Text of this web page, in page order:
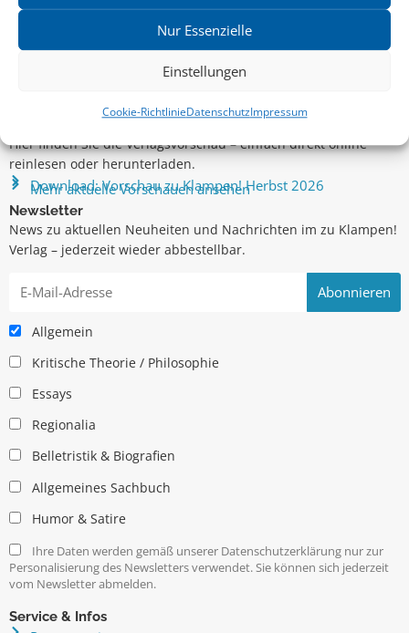
Nur Essenzielle
Einstellungen
Cookie-RichtlinieDatenschutzImpressum
Aktuelle Vorschau
Entdecken Sie das aktuelle zu-Klampen!-Verlagsprogramm.
Hier finden Sie die Verlagsvorschau – einfach direkt online
reinlesen oder herunterladen.
Download: Vorschau zu Klampen! Herbst 2026
Mehr aktuelle Vorschauen ansehen
Newsletter
News zu aktuellen Neuheiten und Nachrichten im zu Klampen!
Verlag – jederzeit wieder abbestellbar.
Allgemein
Kritische Theorie / Philosophie
Essays
Regionalia
Belletristik & Biografien
Allgemeines Sachbuch
Humor & Satire
Ihre Daten werden gemäß unserer Datenschutzerklärung nur zur
Personalisierung des Newsletters verwendet. Sie können sich jederzeit
vom Newsletter abmelden.
Service & Infos